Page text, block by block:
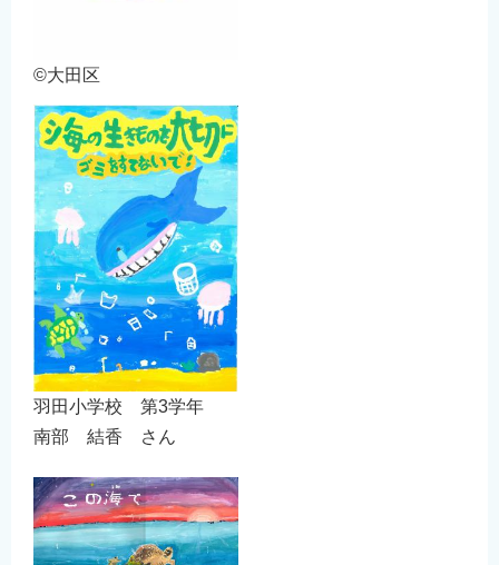
©大田区
羽田小学校 第3学年
南部 結香 さん